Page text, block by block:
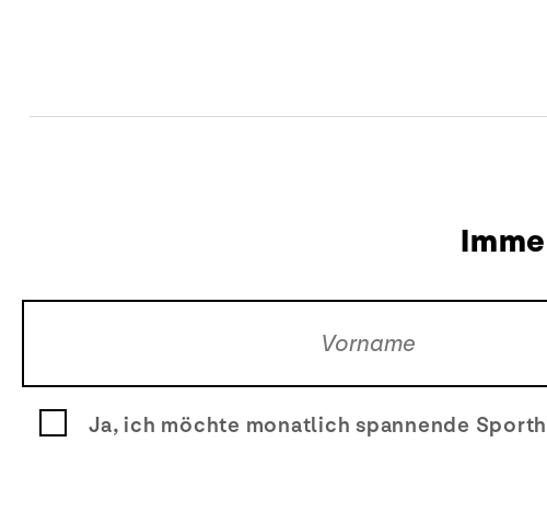
Ja, ich möchte monatlich spannende